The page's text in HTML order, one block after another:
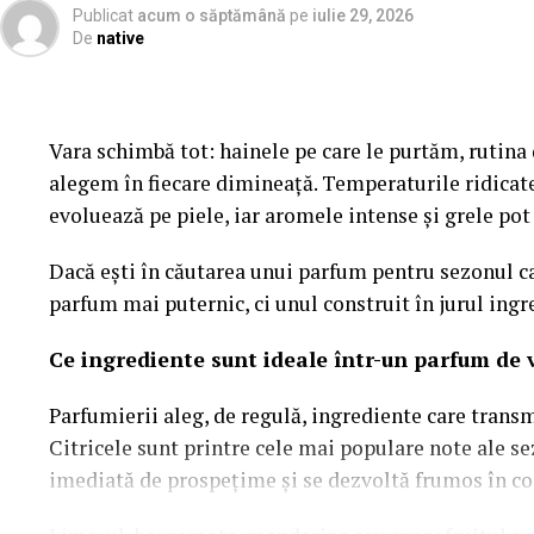
Reducerea consumului de apă prin
reducerea consumului de apă. În mod
de apă pentru a curăța reziduurile, ceea ce
Însă, noile tehnologii au dus la dezvoltarea unor
Toaletele moderne sunt echipate cu tehnologii de
duzele de apă reglabile sau sistemele de flux
decât modelele tradiționale. În plus, unele
funcționa fără apă deloc, bazându-se pe
Aceste soluții nu doar că economisesc apă, dar
poluarea apelor subterane sau a celor de
Publicat acum o săptămână pe iulie 29, 2026
De native
Vara schimbă tot: hainele pe care le purtăm,
alegem în fiecare dimineață. Temperaturile
evoluează pe piele, iar aromele intense și grele
Dacă ești în căutarea unui parfum pentru sezonul
parfum mai puternic, ci unul construit în jurul
Ce ingrediente sunt ideale într-un parfum de
Parfumierii aleg, de regulă, ingrediente care
Citricele sunt printre cele mai populare note ale
imediată de prospețime și se dezvoltă frumos în